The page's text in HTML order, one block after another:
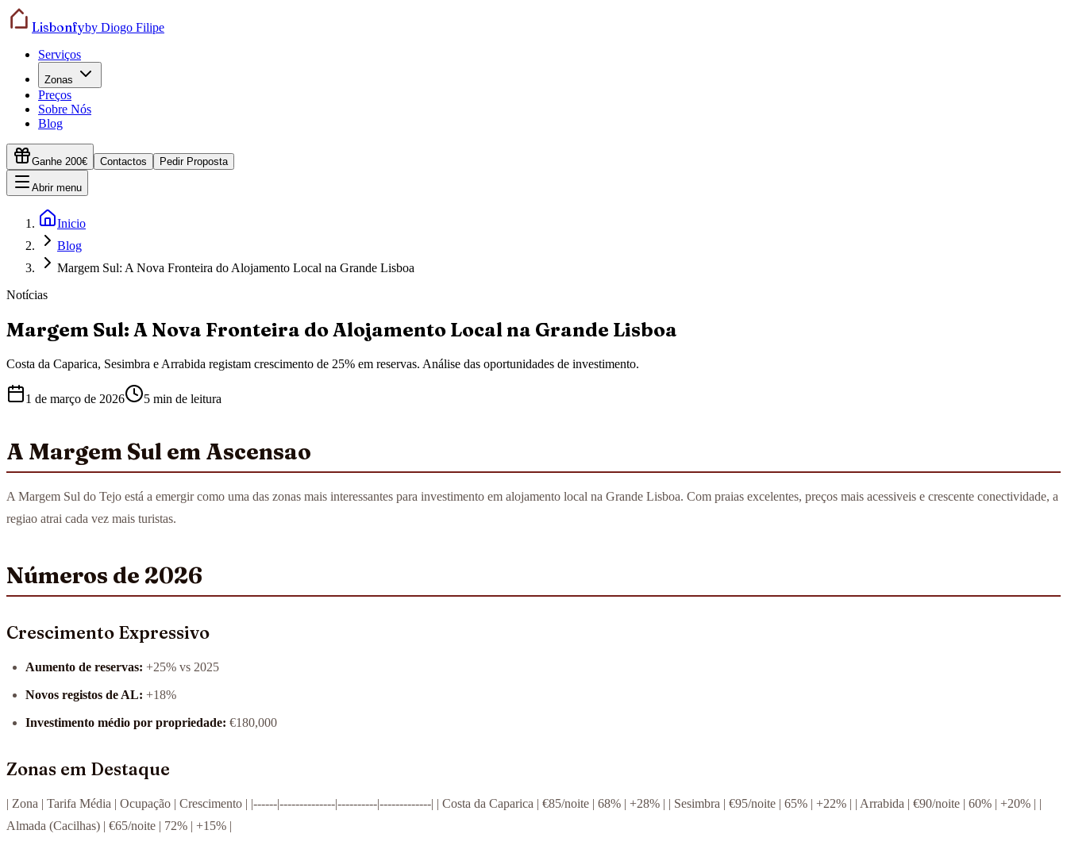
Lisbonfyby Diogo Filipe
Serviços
Zonas
Preços
Sobre Nós
Blog
Ganhe 200€ Contactos Pedir Proposta
Abrir menu
Inicio
Blog
Margem Sul: A Nova Fronteira do Alojamento Local na Grande Lisboa
Notícias
Margem Sul: A Nova Fronteira do Alojamento Local na Grande Lisboa
Costa da Caparica, Sesimbra e Arrabida registam crescimento de 25% em reservas. Análise das oportunidades de investimento.
1 de março de 2026 5 min de leitura
A Margem Sul em Ascensao
A Margem Sul do Tejo está a emergir como uma das zonas mais interessantes para investimento em alojamento local na Grande Lisboa. Com praias excelentes, preços mais acessiveis e crescente conectividade, a
regiao atrai cada vez mais turistas.
Números de 2026
Crescimento Expressivo
Aumento de reservas: +25% vs 2025
Novos registos de AL: +18%
Investimento médio por propriedade: €180,000
Zonas em Destaque
| Zona | Tarifa Média | Ocupação | Crescimento | |------|--------------|----------|-------------| | Costa da Caparica | €85/noite | 68% | +28% | | Sesimbra | €95/noite | 65% | +22% | | Arrabida | €90/noite | 60% | +20% | |
Almada (Cacilhas) | €65/noite | 72% | +15% |